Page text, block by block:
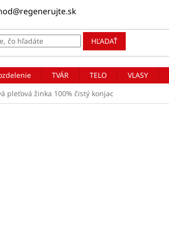
HĽADAŤ
TVÁR TELO VLASY
pleťová žinka 100% čistý konjac